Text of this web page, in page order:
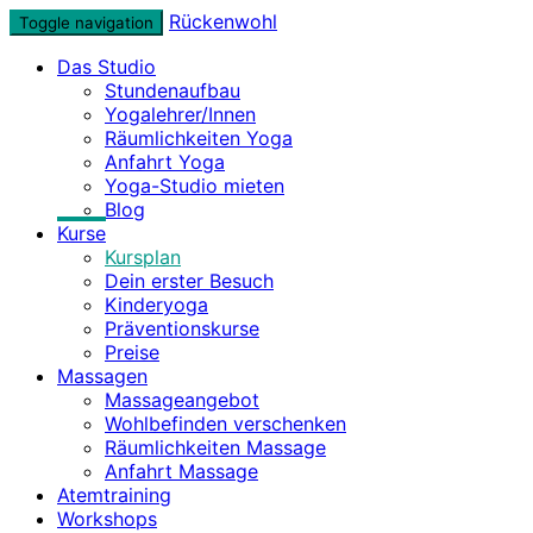
Skip
content
Toggle navigation
Rückenwohl
Das Studio
Stundenaufbau
Yogalehrer/Innen
Räumlichkeiten Yoga
Anfahrt Yoga
Yoga-Studio mieten
Blog
Kurse
Kursplan
Dein erster Besuch
Kinderyoga
Präventionskurse
Preise
Massagen
Massageangebot
Wohlbefinden verschenken
Räumlichkeiten Massage
Anfahrt Massage
Atemtraining
Workshops